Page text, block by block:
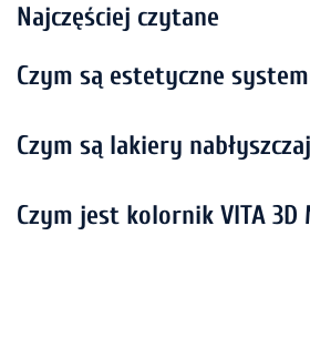
Najczęściej czytane
Czym są estetyczne
Czym są lakiery
Czym jest kolornik VITA 3D